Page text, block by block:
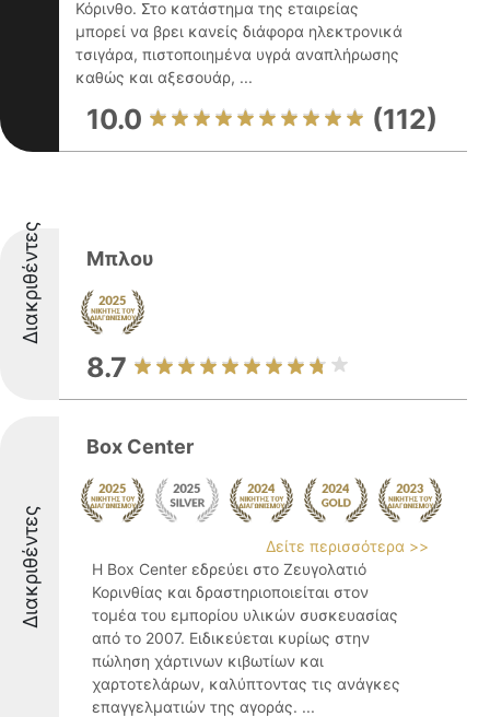
Κόρινθο. Στο κατάστημα της εταιρείας
μπορεί να βρει κανείς διάφορα ηλεκτρονικά
τσιγάρα, πιστοποιημένα υγρά αναπλήρωσης
καθώς και αξεσουάρ, ...
10.0 (112)
Διακριθέντες Μπλου
8.7
Διακριθέντες
Box Center
Δείτε περισσότερα >>
Η Box Center εδρεύει στο Ζευγολατιό
Κορινθίας και δραστηριοποιείται στον
τομέα του εμπορίου υλικών συσκευασίας
από το 2007. Ειδικεύεται κυρίως στην
πώληση χάρτινων κιβωτίων και
χαρτοτελάρων, καλύπτοντας τις ανάγκες
επαγγελματιών της αγοράς. ...